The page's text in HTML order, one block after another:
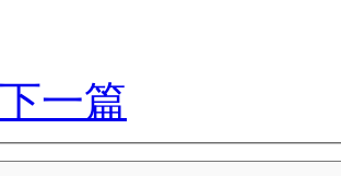
下一篇